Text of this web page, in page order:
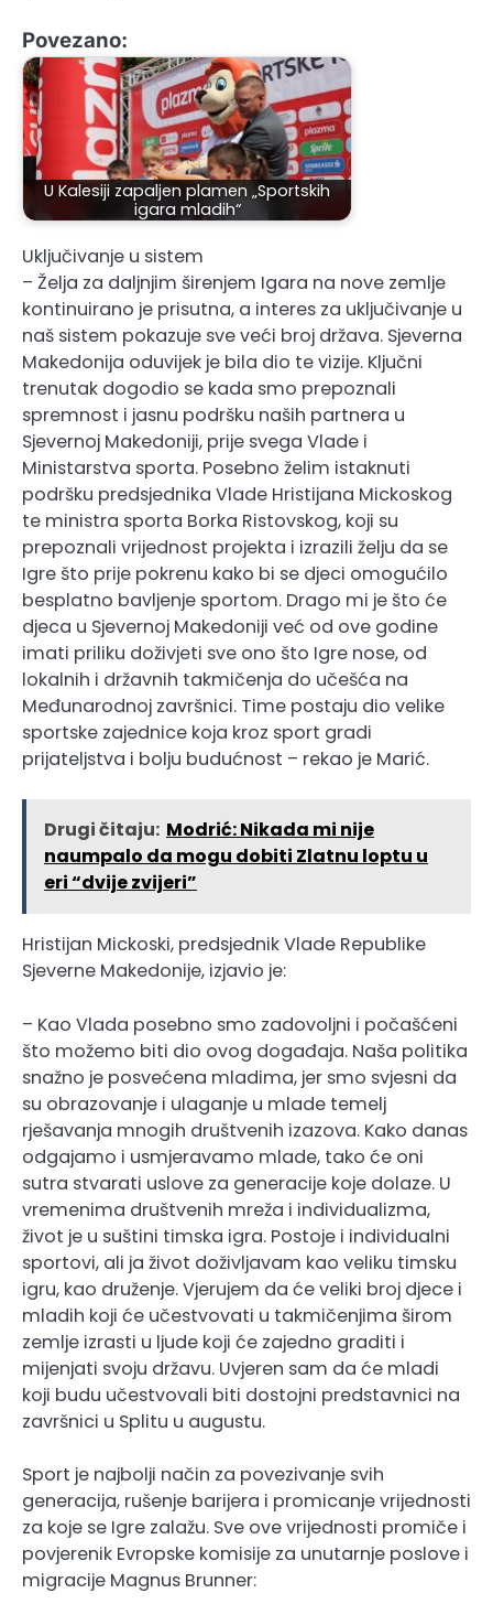
Povezano:
U Kalesiji zapaljen plamen „Sportskih
igara mladih“
Uključivanje u sistem
– Želja za daljnjim širenjem Igara na nove zemlje
kontinuirano je prisutna, a interes za uključivanje u
naš sistem pokazuje sve veći broj država. Sjeverna
Makedonija oduvijek je bila dio te vizije. Ključni
trenutak dogodio se kada smo prepoznali
spremnost i jasnu podršku naših partnera u
Sjevernoj Makedoniji, prije svega Vlade i
Ministarstva sporta. Posebno želim istaknuti
podršku predsjednika Vlade Hristijana Mickoskog
te ministra sporta Borka Ristovskog, koji su
prepoznali vrijednost projekta i izrazili želju da se
Igre što prije pokrenu kako bi se djeci omogućilo
besplatno bavljenje sportom. Drago mi je što će
djeca u Sjevernoj Makedoniji već od ove godine
imati priliku doživjeti sve ono što Igre nose, od
lokalnih i državnih takmičenja do učešća na
Međunarodnoj završnici. Time postaju dio velike
sportske zajednice koja kroz sport gradi
prijateljstva i bolju budućnost – rekao je Marić.
Drugi čitaju: Modrić: Nikada mi nije
naumpalo da mogu dobiti Zlatnu loptu u
eri “dvije zvijeri”
Hristijan Mickoski, predsjednik Vlade Republike
Sjeverne Makedonije, izjavio je:
– Kao Vlada posebno smo zadovoljni i počašćeni
što možemo biti dio ovog događaja. Naša politika
snažno je posvećena mladima, jer smo svjesni da
su obrazovanje i ulaganje u mlade temelj
rješavanja mnogih društvenih izazova. Kako danas
odgajamo i usmjeravamo mlade, tako će oni
sutra stvarati uslove za generacije koje dolaze. U
vremenima društvenih mreža i individualizma,
život je u suštini timska igra. Postoje i individualni
sportovi, ali ja život doživljavam kao veliku timsku
igru, kao druženje. Vjerujem da će veliki broj djece i
mladih koji će učestvovati u takmičenjima širom
zemlje izrasti u ljude koji će zajedno graditi i
mijenjati svoju državu. Uvjeren sam da će mladi
koji budu učestvovali biti dostojni predstavnici na
završnici u Splitu u augustu.
Sport je najbolji način za povezivanje svih
generacija, rušenje barijera i promicanje vrijednosti
za koje se Igre zalažu. Sve ove vrijednosti promiče i
povjerenik Evropske komisije za unutarnje poslove i
migracije Magnus Brunner: